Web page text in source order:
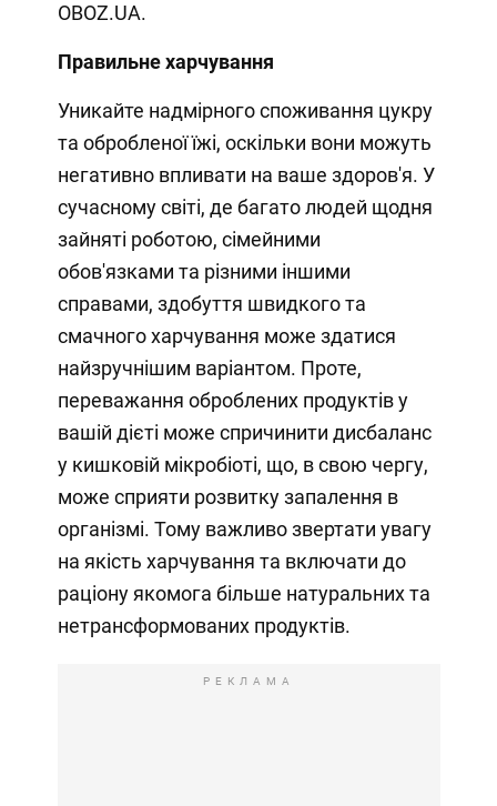
OBOZ.UA.
Правильне харчування
Уникайте надмірного споживання цукру
та обробленої їжі, оскільки вони можуть
негативно впливати на ваше здоров'я. У
сучасному світі, де багато людей щодня
зайняті роботою, сімейними
обов'язками та різними іншими
справами, здобуття швидкого та
смачного харчування може здатися
найзручнішим варіантом. Проте,
переважання оброблених продуктів у
вашій дієті може спричинити дисбаланс
у кишковій мікробіоті, що, в свою чергу,
може сприяти розвитку запалення в
організмі. Тому важливо звертати увагу
на якість харчування та включати до
раціону якомога більше натуральних та
нетрансформованих продуктів.
РЕКЛАМА